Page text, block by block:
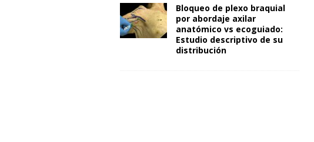
Bloqueo de plexo braquial
por abordaje axilar
anatómico vs ecoguiado:
Estudio descriptivo de su
distribución